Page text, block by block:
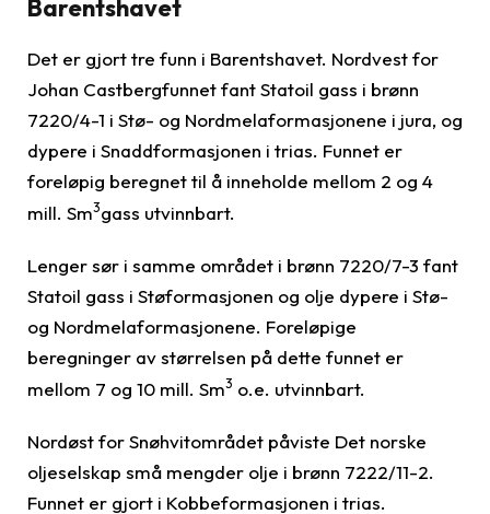
Barentshavet
Det er gjort tre funn i Barentshavet. Nordvest for
Johan Castbergfunnet fant Statoil gass i brønn
7220/4-1 i Stø- og Nordmelaformasjonene i jura, og
dypere i Snaddformasjonen i trias. Funnet er
foreløpig beregnet til å inneholde mellom 2 og 4
mill. Sm3gass utvinnbart.
Lenger sør i samme området i brønn 7220/7-3 fant
Statoil gass i Støformasjonen og olje dypere i Stø-
og Nordmelaformasjonene. Foreløpige
beregninger av størrelsen på dette funnet er
mellom 7 og 10 mill. Sm3 o.e. utvinnbart.
Nordøst for Snøhvitområdet påviste Det norske
oljeselskap små mengder olje i brønn 7222/11-2.
Funnet er gjort i Kobbeformasjonen i trias.